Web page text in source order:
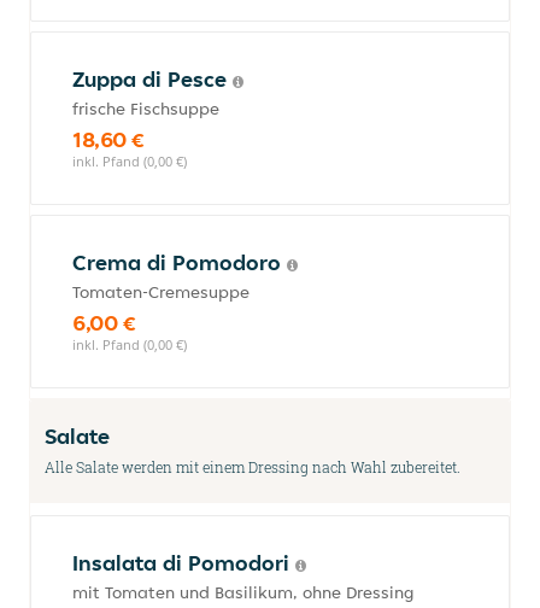
Zuppa di Pesce
frische Fischsuppe
18,60 €
inkl. Pfand (0,00 €)
Crema di Pomodoro
Tomaten-Cremesuppe
6,00 €
inkl. Pfand (0,00 €)
Salate
Alle Salate werden mit einem Dressing nach Wahl zubereitet.
Insalata di Pomodori
mit Tomaten und Basilikum, ohne Dressing